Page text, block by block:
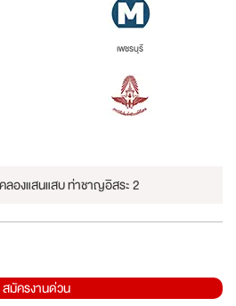
เพชรบุรี
ลองแสนแสบ ท่าชาญอิสระ 2
สมัครงานด่วน